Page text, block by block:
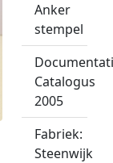
Anker
stempel
Catalogus
2005
Fabriek:
Steenwijk